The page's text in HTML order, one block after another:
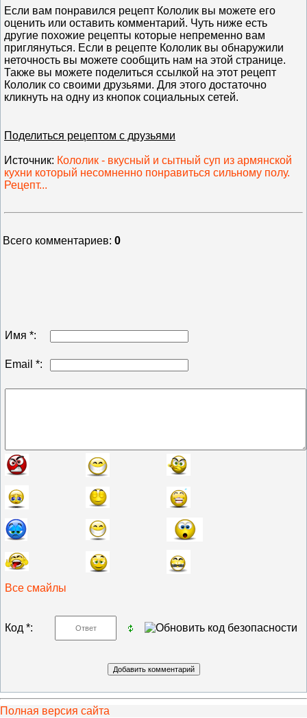
Если вам понравился рецепт Кололик вы можете его
оценить или оставить комментарий. Чуть ниже есть
другие похожие рецепты которые непременно вам
приглянуться. Если в рецепте Кололик вы обнаружили
неточность вы можете сообщить нам на этой странице.
Также вы можете поделиться ссылкой на этот рецепт
Кололик со своими друзьями. Для этого достаточно
кликнуть на одну из кнопок социальных сетей.
Поделиться рецептом с друзьями
Источник: Кололик - вкусный и сытный суп из армянской
кухни который несомненно понравиться сильному полу.
Рецепт...
Всего комментариев: 0
Имя *:
Email *:
Все смайлы
Код *:
Полная версия сайта